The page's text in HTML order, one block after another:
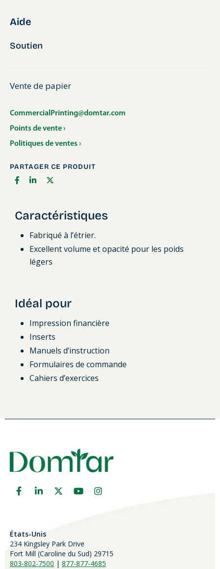
Aide
Soutien
Vente de papier
CommercialPrinting@domtar.com
Points de vente ›
Politiques de ventes ›
PARTAGER CE PRODUIT
Caractéristiques
Fabriqué à l’étrier.
Excellent volume et opacité pour les poids
légers
Idéal pour
Impression financière
Inserts
Manuels d’instruction
Formulaires de commande
Cahiers d’exercices
États-Unis
234 Kingsley Park Drive
Fort Mill (Caroline du Sud) 29715
803-802-7500 | 877-877-4685